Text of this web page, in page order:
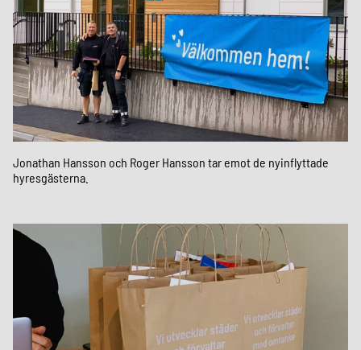
Jonathan Hansson och Roger Hansson tar emot de nyinflyttade
hyresgästerna.